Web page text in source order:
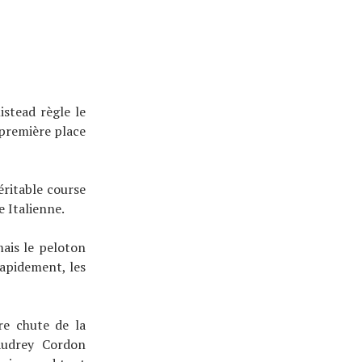
règle le
place
course
Italienne.
le peloton
les
chute de la
Cordon